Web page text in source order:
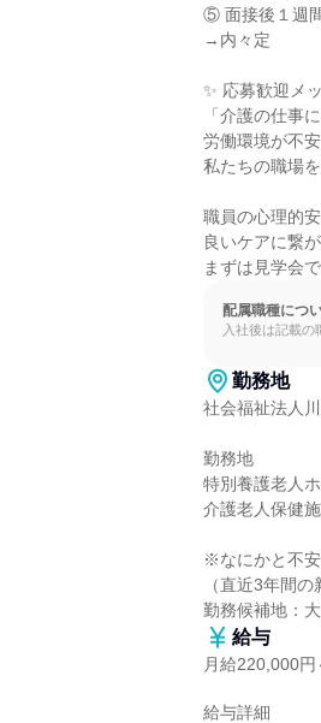
⑤ 面接後１週
→内々定
✨ 応募歓迎メ
「介護の仕事
労働環境が不
私たちの職場
職員の心理的
良いケアに繋
まずは見学会
配属職種につ
入社後は記載の
勤務地
社会福祉法人
勤務地
特別養護老人
介護老人保健
※なにかと不安
（直近3年間
勤務候補地：
給与
月給220,000
給与詳細